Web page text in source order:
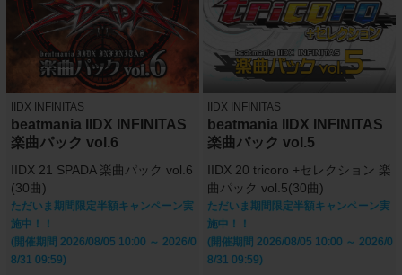
IIDX INFINITAS
beatmania IIDX INFINITAS
楽曲パック vol.6
IIDX 21 SPADA 楽曲パック vol.6
(30曲)
ただいま期間限定半額キャンペーン実
施中！！
(開催期間 2026/08/05 10:00 ～ 2026/0
8/31 09:59)
IIDX INFINITAS
beatmania IIDX INFINITAS
楽曲パック vol.5
IIDX 20 tricoro +セレクション 楽
曲パック vol.5(30曲)
ただいま期間限定半額キャンペーン実
施中！！
(開催期間 2026/08/05 10:00 ～ 2026/0
8/31 09:59)